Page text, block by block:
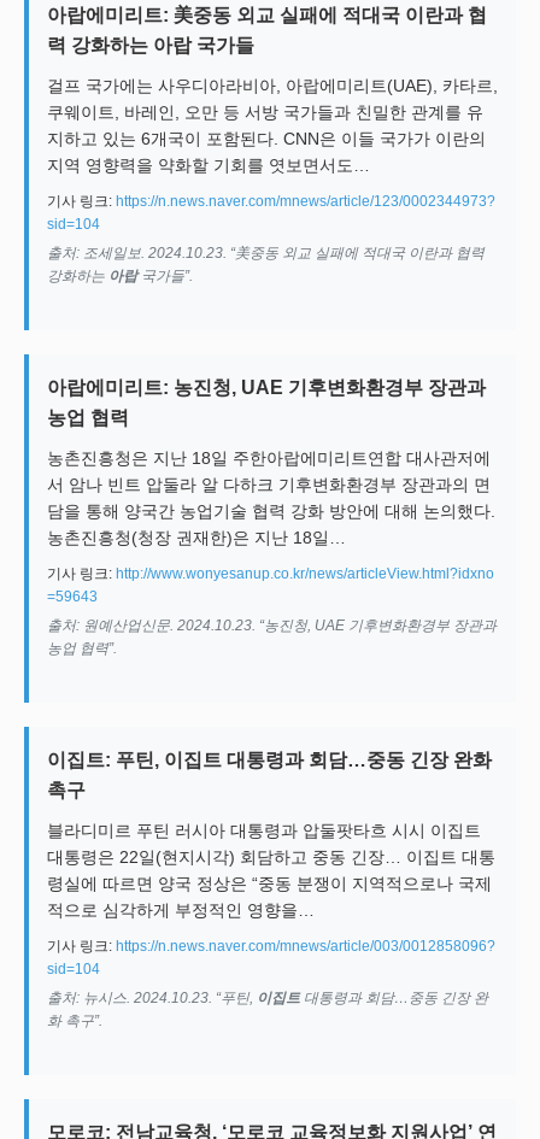
아랍에미리트: 美중동 외교 실패에 적대국 이란과 협
력 강화하는 아랍 국가들
걸프 국가에는 사우디아라비아, 아랍에미리트(UAE), 카타르,
쿠웨이트, 바레인, 오만 등 서방 국가들과 친밀한 관계를 유
지하고 있는 6개국이 포함된다. CNN은 이들 국가가 이란의
지역 영향력을 약화할 기회를 엿보면서도…
기사 링크: https://n.news.naver.com/mnews/article/123/0002344973?
sid=104
출처: 조세일보. 2024.10.23. “美중동 외교 실패에 적대국 이란과 협력
강화하는 아랍국가들”.
아랍에미리트: 농진청, UAE 기후변화환경부 장관과
농업 협력
농촌진흥청은 지난 18일 주한아랍에미리트연합 대사관저에
서 암나 빈트 압둘라 알 다하크 기후변화환경부 장관과의 면
담을 통해 양국간 농업기술 협력 강화 방안에 대해 논의했다.
농촌진흥청(청장 권재한)은 지난 18일…
기사 링크: http://www.wonyesanup.co.kr/news/articleView.html?idxno
=59643
출처: 원예산업신문. 2024.10.23. “농진청, UAE 기후변화환경부 장관과
농업 협력”.
이집트: 푸틴, 이집트 대통령과 회담…중동 긴장 완화
촉구
블라디미르 푸틴 러시아 대통령과 압둘팟타흐 시시 이집트
대통령은 22일(현지시각) 회담하고 중동 긴장… 이집트 대통
령실에 따르면 양국 정상은 “중동 분쟁이 지역적으로나 국제
적으로 심각하게 부정적인 영향을…
기사 링크: https://n.news.naver.com/mnews/article/003/0012858096?
sid=104
출처: 뉴시스. 2024.10.23. “푸틴, 이집트대통령과 회담…중동 긴장 완
화 촉구”.
모로코: 전남교육청, ‘모로코 교육정보화 지원사업’ 연